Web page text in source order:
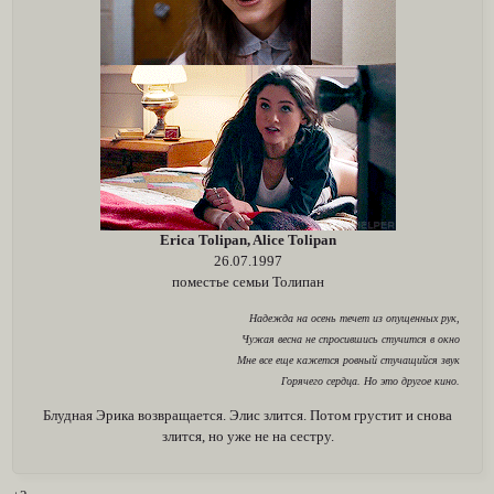
Erica Tolipan, Alice Tolipan
26.07.1997
поместье семьи Толипан
Надежда на осень течет из опущенных рук,
Чужая весна не спросившись стучится в окно
Мне все еще кажется ровный стучащийся звук
Горячего сердца. Но это другое кино.
Блудная Эрика возвращается. Элис злится. Потом грустит и снова
злится, но уже не на сестру.